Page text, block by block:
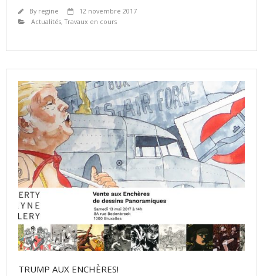
By regine
12 novembre 2017
Actualités,Travaux en cours
TRUMP AUX ENCHÈRES!